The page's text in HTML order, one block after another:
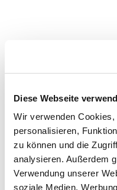
Diese Webseite
Wir verwenden
personalisieren,
zu können und die
analysieren. Außerdem
Verwendung unserer
soziale Medien,
Dies